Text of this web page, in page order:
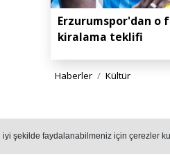
şekilde faydalanabilmeniz için çerezler
Erzurumspor'dan o
kiralama teklifi
Haberler Kültür